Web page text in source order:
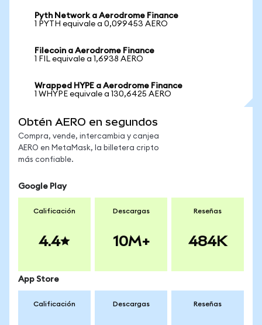
Pyth Network a Aerodrome Finance
1 PYTH equivale a 0,099453 AERO
Filecoin a Aerodrome Finance
1 FIL equivale a 1,6938 AERO
Wrapped HYPE a Aerodrome Finance
1 WHYPE equivale a 130,6425 AERO
Obtén AERO en segundos
Compra, vende, intercambia y canjea
AERO en MetaMask, la billetera cripto
más confiable.
Google Play
Calificación
4.4
Descargas
10M+
Reseñas
484K
App Store
Calificación Descargas Reseñas